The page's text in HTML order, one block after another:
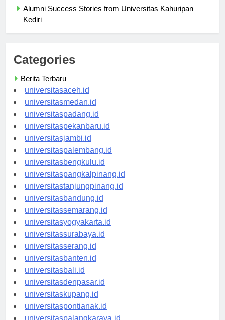
Alumni Success Stories from Universitas Kahuripan
Kediri
Categories
Berita Terbaru
universitasaceh.id
universitasmedan.id
universitaspadang.id
universitaspekanbaru.id
universitasjambi.id
universitaspalembang.id
universitasbengkulu.id
universitaspangkalpinang.id
universitastanjungpinang.id
universitasbandung.id
universitassemarang.id
universitasyogyakarta.id
universitassurabaya.id
universitasserang.id
universitasbanten.id
universitasbali.id
universitasdenpasar.id
universitaskupang.id
universitaspontianak.id
universitaspalangkaraya.id